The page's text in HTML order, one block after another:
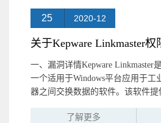
25 2020-12
一、漏洞详情Kepware Linkmaster
一个适用于Windows平台应用于工
器之间交换数据的软件。该软件提
了解更多